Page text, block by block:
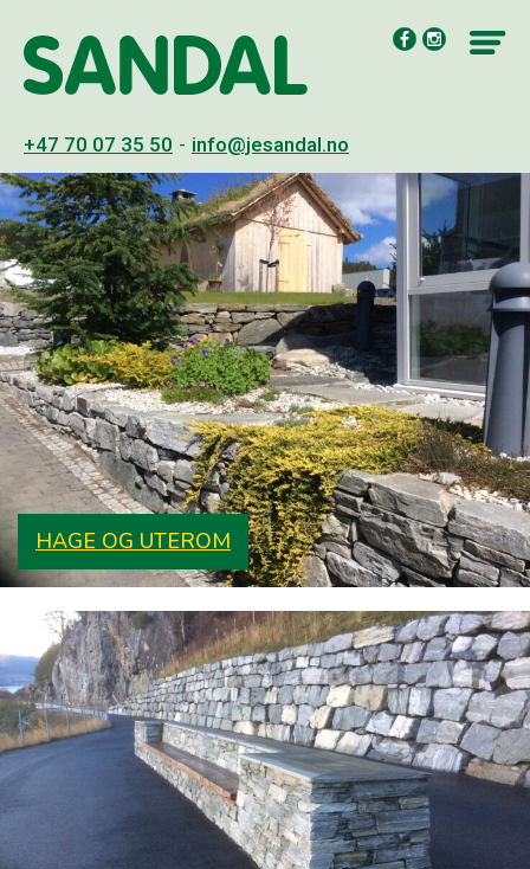
Hopp
til
innholdet
+47 70 07 35 50 - info@jesandal.no
Innhold
HAGE OG UTEROM